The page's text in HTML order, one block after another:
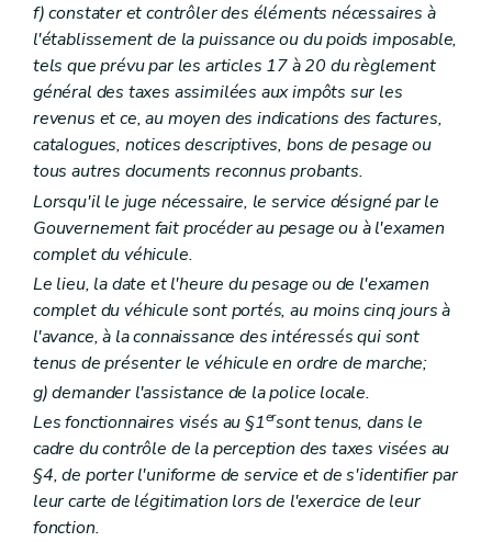
f)constater et contrôler des éléments nécessaires à
l'établissement de la puissance ou du poids imposable,
tels que prévu par les articles 17 à 20 du règlement
général des taxes assimilées aux impôts sur les
revenus et ce, au moyen des indications des factures,
catalogues, notices descriptives, bons de pesage ou
tous autres documents reconnus probants.
Lorsqu'il le juge nécessaire, le service désigné par le
Gouvernement fait procéder au pesage ou à l'examen
complet du véhicule.
Le lieu, la date et l'heure du pesage ou de l'examen
complet du véhicule sont portés, au moins cinq jours à
l'avance, à la connaissance des intéressés qui sont
tenus de présenter le véhicule en ordre de marche;
g)demander l'assistance de la police locale.
Les fonctionnaires visés au §1ersont tenus, dans le
cadre du contrôle de la perception des taxes visées au
§4, de porter l'uniforme de service et de s'identifier par
leur carte de légitimation lors de l'exercice de leur
fonction.